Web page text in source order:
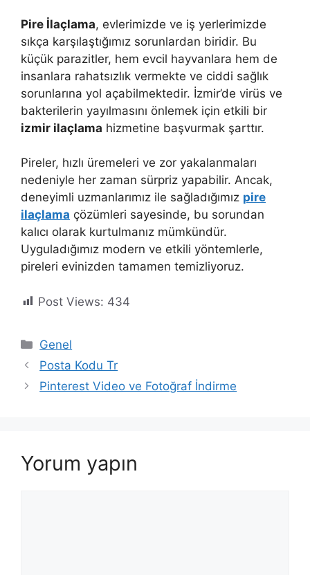
Pire İlaçlama, evlerimizde ve iş yerlerimizde
sıkça karşılaştığımız sorunlardan biridir. Bu
küçük parazitler, hem evcil hayvanlara hem de
insanlara rahatsızlık vermekte ve ciddi sağlık
sorunlarına yol açabilmektedir. İzmir’de virüs ve
bakterilerin yayılmasını önlemek için etkili bir
izmir ilaçlama hizmetine başvurmak şarttır.
Pireler, hızlı üremeleri ve zor yakalanmaları
nedeniyle her zaman sürpriz yapabilir. Ancak,
deneyimli uzmanlarımız ile sağladığımız pire
ilaçlama çözümleri sayesinde, bu sorundan
kalıcı olarak kurtulmanız mümkündür.
Uyguladığımız modern ve etkili yöntemlerle,
pireleri evinizden tamamen temizliyoruz.
Post Views: 434
Kategoriler
Genel
Posta Kodu Tr
Pinterest Video ve Fotoğraf İndirme
Yorum yapın